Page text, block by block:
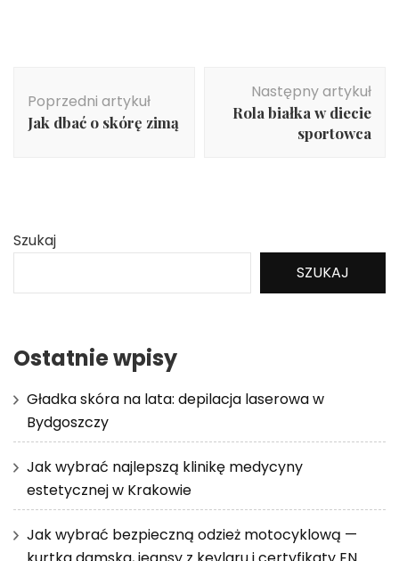
wpisu
Poprzedni artykuł
Jak dbać o skórę zimą
Następny artykuł
Rola białka w diecie
sportowca
Szukaj
SZUKAJ
Ostatnie wpisy
Gładka skóra na lata: depilacja laserowa w
Bydgoszczy
Jak wybrać najlepszą klinikę medycyny
estetycznej w Krakowie
Jak wybrać bezpieczną odzież motocyklową —